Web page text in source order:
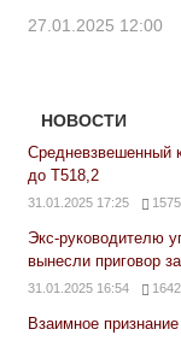
27.01.2025 12:00
НОВОСТИ
Средневзвешенный
до Т518,2
31.01.2025 17:25 1575
Экс-руководителю
вынесли приговор
31.01.2025 16:54 1642
Взаимное